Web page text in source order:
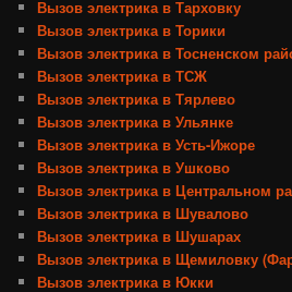
Вызов электрика в Тарховку
Вызов электрика в Торики
Вызов электрика в Тосненском
Вызов электрика в ТСЖ
Вызов электрика в Тярлево
Вызов электрика в Ульянке
Вызов электрика в Усть-Ижоре
Вызов электрика в Ушково
Вызов электрика в Центральном
Вызов электрика в Шувалово
Вызов электрика в Шушарах
Вызов электрика в Щемиловку
Вызов электрика в Юкки